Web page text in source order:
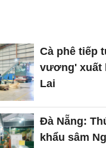
Cà phê tiếp
vương' xuất
Lai
Đà Nẵng:
khẩu sâm